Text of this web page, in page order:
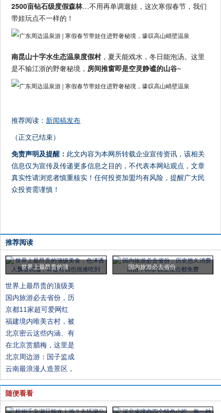
2500亩钻石级度假森林…不用再单调遛娃，这次寒假春节，我们
带娃玩点不一样的！
南昆山十字水生态温泉度假村，夏天能戏水，冬日能泡汤。这里
是不输江浙的野奢秘境， 房间推窗即是空灵静谧的山谷~
推荐阅读： 新闻稿发布
（正文已结束）
免责声明及提醒： 此文内容为本网所转载企业宣传资讯，该相关
信息仅为宣传及传递更多信息之目的，不代表本网站观点，文章
真实性请浏览者慎重核实！任何投资加盟均有风险，提醒广大民
众投资需谨慎！
推荐阅读
世界上最昂贵的顶 国内旅游必去省份
世界上最昂贵的顶级美
国内旅游必去省份，历
京都11家超可爱网红
福建境内唯美古村，被
北京密云这些内涵、有
在北京赏腊梅，这里是
北京周边游：国子监成
云南最浪漫人造景区，
随便看看